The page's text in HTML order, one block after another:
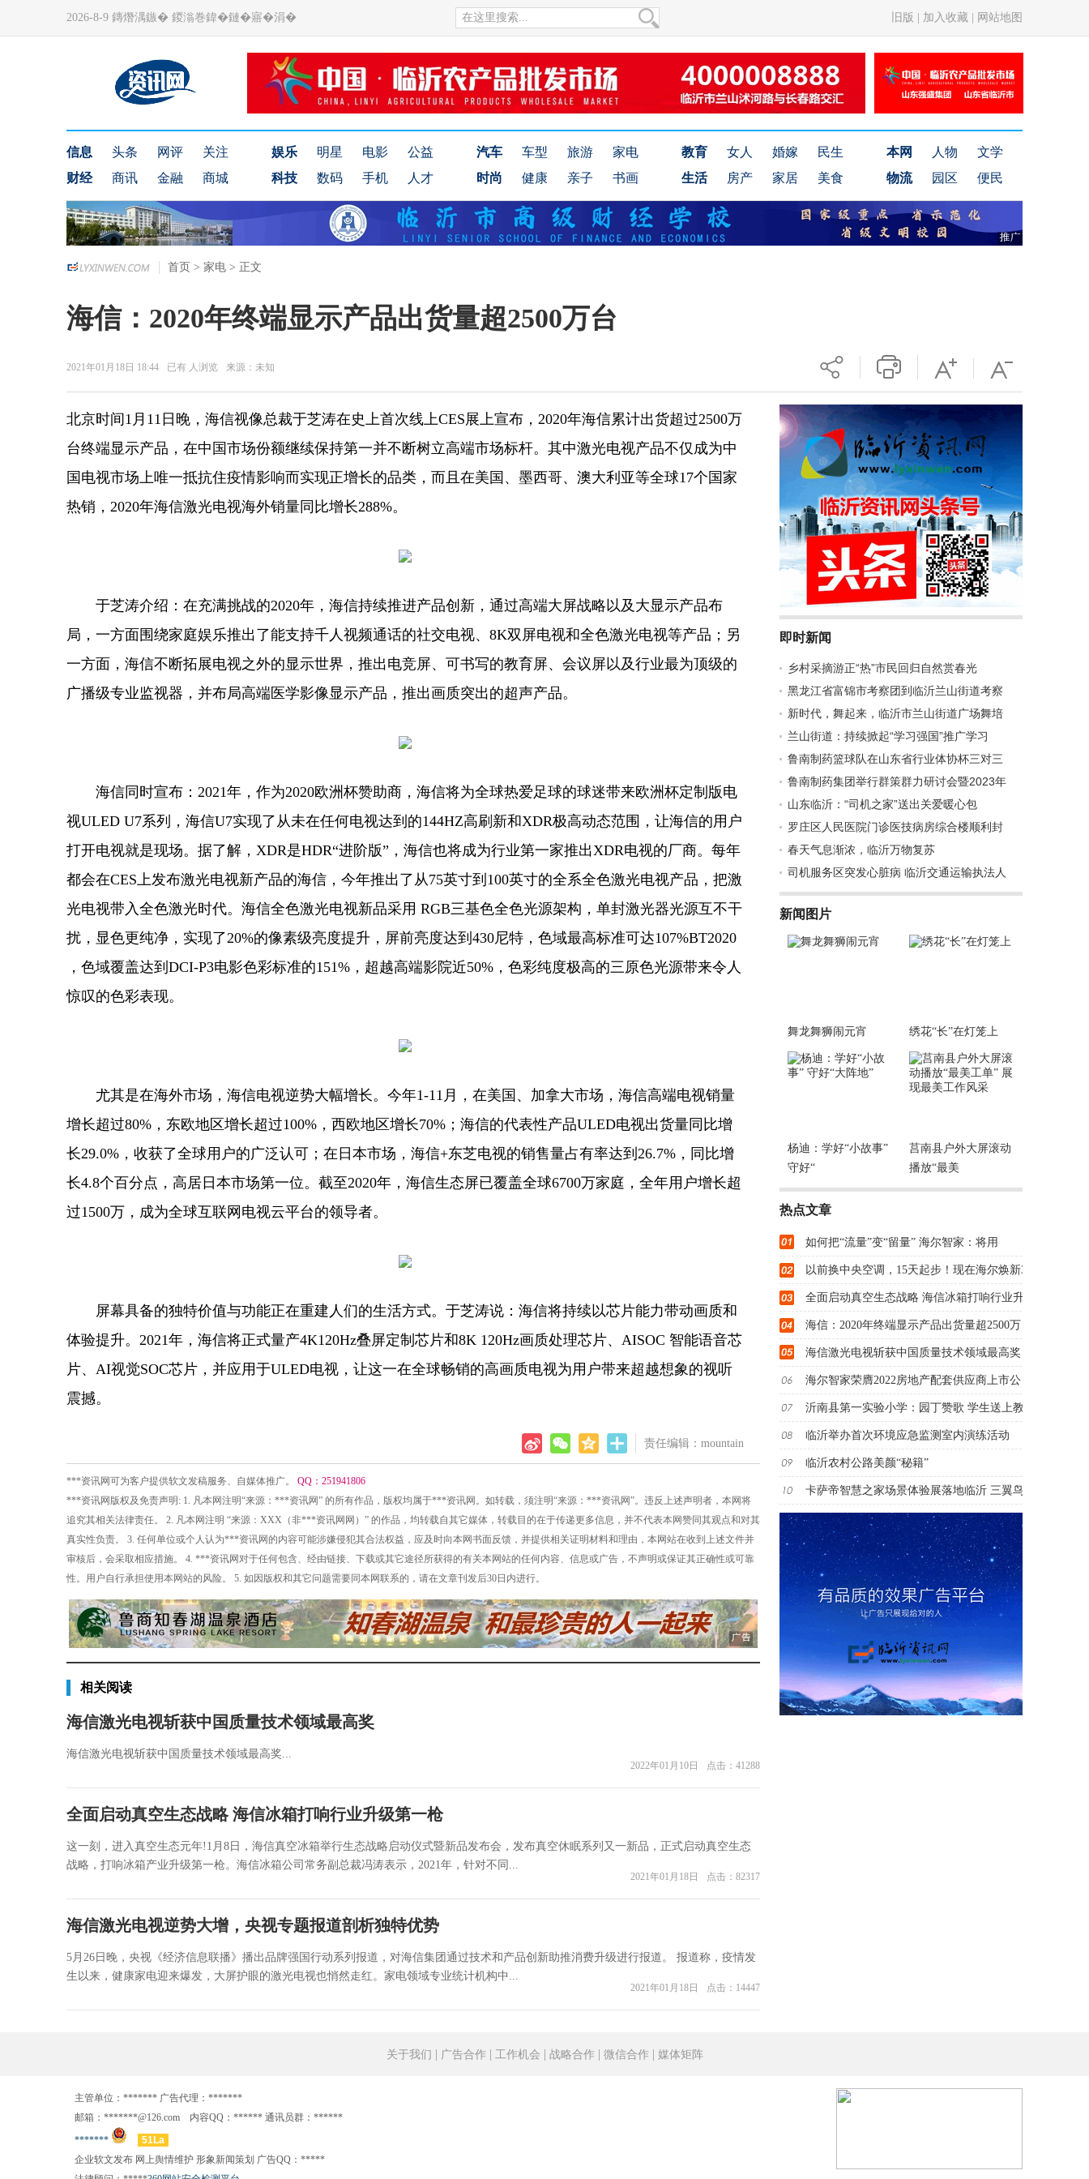
2026-8-9 鏄熸湡鏃� 鍐滃巻鍏�鏈�寤�涓� 旧版 加入收藏 网站地图
信息 头条 网评
关注
财经
商讯 金融 商城
娱乐 明星 电影
公益
科技
数码 手机 人才
汽车 车型 旅游
家电
时尚
健康 亲子 书画
教育 女人 婚嫁
民生
生活
房产 家居 美食
本网 人物
文学
物流
园区 便民
首页 > 家电 > 正文
海信：2020年终端显示产品出货量超2500万台
2021年01月18日 18:44 已有 人浏览 来源：未知
北京时间1月11日晚，海信视像总裁于芝涛在史上首次线上CES展上宣布，2020年海信累计出货超过2500万
台终端显示产品，在中国市场份额继续保持第一并不断树立高端市场标杆。其中激光电视产品不仅成为中
国电视市场上唯一抵抗住疫情影响而实现正增长的品类，而且在美国、墨西哥、澳大利亚等全球17个国家
热销，2020年海信激光电视海外销量同比增长288%。
于芝涛介绍：在充满挑战的2020年，海信持续推进产品创新，通过高端大屏战略以及大显示产品布
局，一方面围绕家庭娱乐推出了能支持千人视频通话的社交电视、8K双屏电视和全色激光电视等产品；另
一方面，海信不断拓展电视之外的显示世界，推出电竞屏、可书写的教育屏、会议屏以及行业最为顶级的
广播级专业监视器，并布局高端医学影像显示产品，推出画质突出的超声产品。
海信同时宣布：2021年，作为2020欧洲杯赞助商，海信将为全球热爱足球的球迷带来欧洲杯定制版电
视ULED U7系列，海信U7实现了从未在任何电视达到的144HZ高刷新和XDR极高动态范围，让海信的用户
打开电视就是现场。据了解，XDR是HDR“进阶版”，海信也将成为行业第一家推出XDR电视的厂商。每年
都会在CES上发布激光电视新产品的海信，今年推出了从75英寸到100英寸的全系全色激光电视产品，把激
光电视带入全色激光时代。海信全色激光电视新品采用 RGB三基色全色光源架构，单封激光器光源互不干
扰，显色更纯净，实现了20%的像素级亮度提升，屏前亮度达到430尼特，色域最高标准可达107%BT2020
，色域覆盖达到DCI-P3电影色彩标准的151%，超越高端影院近50%，色彩纯度极高的三原色光源带来令人
惊叹的色彩表现。
尤其是在海外市场，海信电视逆势大幅增长。今年1-11月，在美国、加拿大市场，海信高端电视销量
增长超过80%，东欧地区增长超过100%，西欧地区增长70%；海信的代表性产品ULED电视出货量同比增
长29.0%，收获了全球用户的广泛认可；在日本市场，海信+东芝电视的销售量占有率达到26.7%，同比增
长4.8个百分点，高居日本市场第一位。截至2020年，海信生态屏已覆盖全球6700万家庭，全年用户增长超
过1500万，成为全球互联网电视云平台的领导者。
屏幕具备的独特价值与功能正在重建人们的生活方式。于芝涛说：海信将持续以芯片能力带动画质和
体验提升。2021年，海信将正式量产4K120Hz叠屏定制芯片和8K 120Hz画质处理芯片、AISOC 智能语音芯
片、AI视觉SOC芯片，并应用于ULED电视，让这一在全球畅销的高画质电视为用户带来超越想象的视听
震撼。
责任编辑：mountain
***资讯网可为客户提供软文发稿服务、自媒体推广。 QQ：251941806
***资讯网版权及免责声明: 1. 凡本网注明“来源：***资讯网” 的所有作品，版权均属于***资讯网。如转载，须注明“来源：***资讯网”。违反上述声明者，本网将
追究其相关法律责任。 2. 凡本网注明 “来源：XXX（非***资讯网网）” 的作品，均转载自其它媒体，转载目的在于传递更多信息，并不代表本网赞同其观点和对其
真实性负责。 3. 任何单位或个人认为***资讯网的内容可能涉嫌侵犯其合法权益，应及时向本网书面反馈，并提供相关证明材料和理由，本网站在收到上述文件并
审核后，会采取相应措施。 4. ***资讯网对于任何包含、经由链接、下载或其它途径所获得的有关本网站的任何内容、信息或广告，不声明或保证其正确性或可靠
性。用户自行承担使用本网站的风险。 5. 如因版权和其它问题需要同本网联系的，请在文章刊发后30日内进行。
相关阅读
海信激光电视斩获中国质量技术领域最高奖
海信激光电视斩获中国质量技术领域最高奖...
2022年01月10日 点击：41288
全面启动真空生态战略 海信冰箱打响行业升级第一枪
这一刻，进入真空生态元年!1月8日，海信真空冰箱举行生态战略启动仪式暨新品发布会，发布真空休眠系列又一新品，正式启动真空生态
战略，打响冰箱产业升级第一枪。海信冰箱公司常务副总裁冯涛表示，2021年，针对不同...
2021年01月18日 点击：82317
海信激光电视逆势大增，央视专题报道剖析独特优势
5月26日晚，央视《经济信息联播》播出品牌强国行动系列报道，对海信集团通过技术和产品创新助推消费升级进行报道。 报道称，疫情发
生以来，健康家电迎来爆发，大屏护眼的激光电视也悄然走红。家电领域专业统计机构中...
2021年01月18日 点击：14447
即时新闻
乡村采摘游正“热”市民回归自然赏春光
黑龙江省富锦市考察团到临沂兰山街道考察
新时代，舞起来，临沂市兰山街道广场舞培
兰山街道：持续掀起“学习强国”推广学习
鲁南制药篮球队在山东省行业体协杯三对三
鲁南制药集团举行群策群力研讨会暨2023年
山东临沂：“司机之家”送出关爱暖心包
罗庄区人民医院门诊医技病房综合楼顺利封
春天气息渐浓，临沂万物复苏
司机服务区突发心脏病 临沂交通运输执法人
新闻图片
舞龙舞狮闹元宵 绣花“长”在灯笼上
杨迪：学好“小故事”
守好“
莒南县户外大屏滚动
播放“最美
热点文章
如何把“流量”变“留量” 海尔智家：将用
以前换中央空调，15天起步！现在海尔焕新3
全面启动真空生态战略 海信冰箱打响行业升
海信：2020年终端显示产品出货量超2500万
海信激光电视斩获中国质量技术领域最高奖
海尔智家荣膺2022房地产配套供应商上市公
沂南县第一实验小学：园丁赞歌 学生送上教
临沂举办首次环境应急监测室内演练活动
临沂农村公路美颜“秘籍”
卡萨帝智慧之家场景体验展落地临沂 三翼鸟
关于我们 | 广告合作| 工作机会 | 战略合作| 微信合作| 媒体矩阵
主管单位：******* 广告代理：*******
邮箱：*******@126.com 内容QQ：****** 通讯员群：******
*******
51La
企业软文发布 网上舆情维护 形象新闻策划 广告QQ：*****